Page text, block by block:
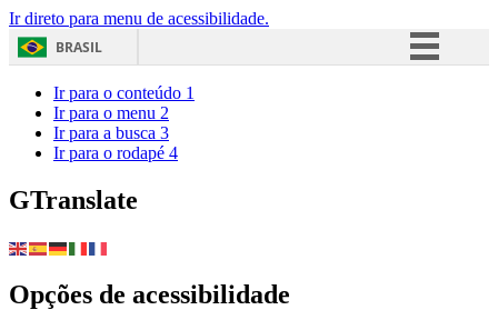
Ir direto para menu de acessibilidade.
BRASIL
Ir para o conteúdo 1
Ir para o menu 2
Ir para a busca 3
Ir para o rodapé 4
GTranslate
Opções de acessibilidade